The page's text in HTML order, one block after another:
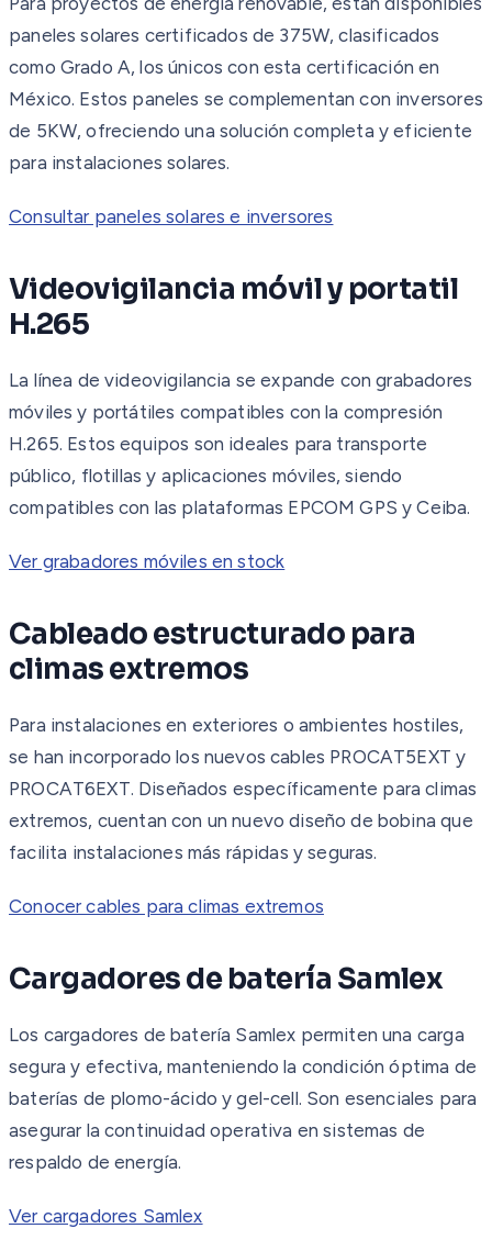
paneles solares certificados de 375W, clasificados
como Grado A, los únicos con esta certificación en
México. Estos paneles se complementan con inversores
de 5KW, ofreciendo una solución completa y eficiente
para instalaciones solares.
Consultar paneles solares e inversores
Videovigilancia móvil y portatil
H.265
La línea de videovigilancia se expande con grabadores
móviles y portátiles compatibles con la compresión
H.265. Estos equipos son ideales para transporte
público, flotillas y aplicaciones móviles, siendo
compatibles con las plataformas EPCOM GPS y Ceiba.
Ver grabadores móviles en stock
Cableado estructurado para
climas extremos
Para instalaciones en exteriores o ambientes hostiles,
se han incorporado los nuevos cables PROCAT5EXT y
PROCAT6EXT. Diseñados específicamente para climas
extremos, cuentan con un nuevo diseño de bobina que
facilita instalaciones más rápidas y seguras.
Conocer cables para climas extremos
Cargadores de batería Samlex
Los cargadores de batería Samlex permiten una carga
segura y efectiva, manteniendo la condición óptima de
baterías de plomo-ácido y gel-cell. Son esenciales para
asegurar la continuidad operativa en sistemas de
respaldo de energía.
Ver cargadores Samlex